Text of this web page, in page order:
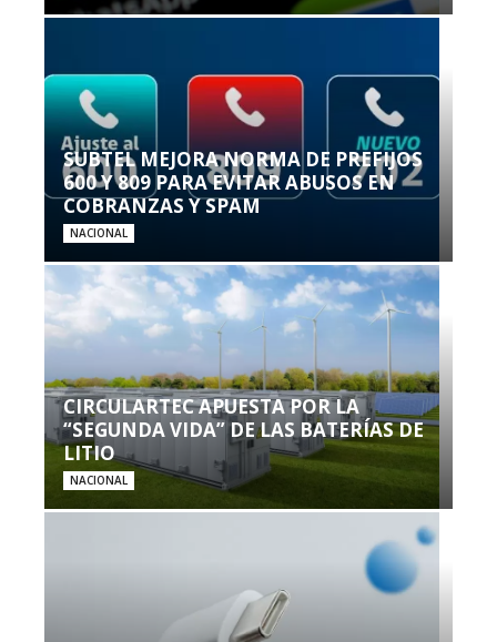
SUBTEL MEJORA NORMA DE PREFIJOS
600 Y 809 PARA EVITAR ABUSOS EN
COBRANZAS Y SPAM
NACIONAL
CIRCULARTEC APUESTA POR LA
“SEGUNDA VIDA” DE LAS BATERÍAS DE
LITIO
NACIONAL